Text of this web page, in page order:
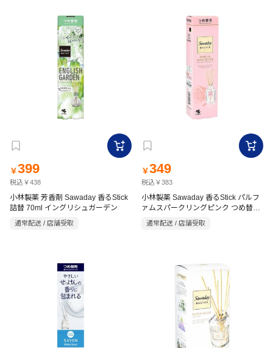
￥399
税込￥438
小林製薬 芳香剤 Sawaday 香るStick
詰替 70ml イングリシュガーデン
通常配送 / 店舗受取
￥349
税込￥383
小林製薬 Sawaday 香るStick パルフ
ァムスパークリングピンク つめ替用
通常配送 / 店舗受取